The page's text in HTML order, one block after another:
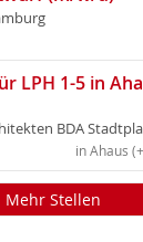
LPH 1-5 in
BDA
in Ahaus
Mehr Stellen